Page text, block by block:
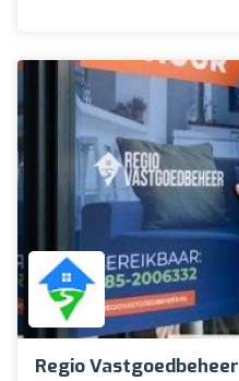
Regio Vastgoedbeheer